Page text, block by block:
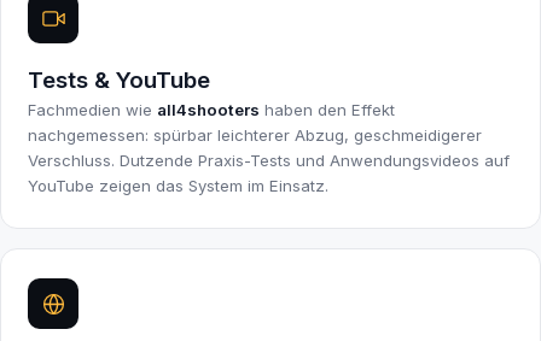
Tests & YouTube
Fachmedien wie all4shooters haben den Effekt
nachgemessen: spürbar leichterer Abzug, geschmeidigerer
Verschluss. Dutzende Praxis-Tests und Anwendungsvideos auf
YouTube zeigen das System im Einsatz.